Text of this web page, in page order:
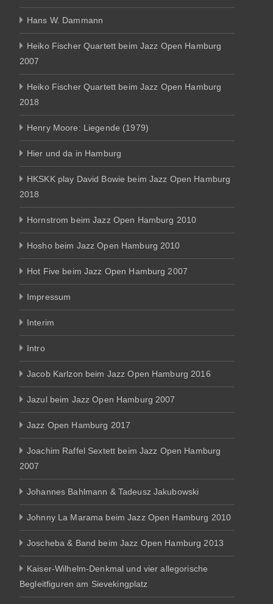
Hans W. Dammann
Heiko Fischer Quartett beim Jazz Open Hamburg
2007
Heiko Fischer Quartett beim Jazz Open Hamburg
2018
Henry Moore: Liegende (1979)
Hier und da in Hamburg
HKSKK play David Bowie beim Jazz Open Hamburg
2018
Hornstrom beim Jazz Open Hamburg 2010
Hosho beim Jazz Open Hamburg 2010
Hot Five beim Jazz Open Hamburg 2007
Impressum
Interim
Intro
Jacob Karlzon beim Jazz Open Hamburg 2016
Jazul beim Jazz Open Hamburg 2007
Jazz Open Hamburg 2017
Joachim Raffel Sextett beim Jazz Open Hamburg
2007
Johannes Bahlmann & Tadeusz Jakubowski
Johnny La Marama beim Jazz Open Hamburg 2010
Joscheba & Band beim Jazz Open Hamburg 2013
Kaiser-Wilhelm-Denkmal und vier allegorische
Begleitfiguren am Sievekingplatz